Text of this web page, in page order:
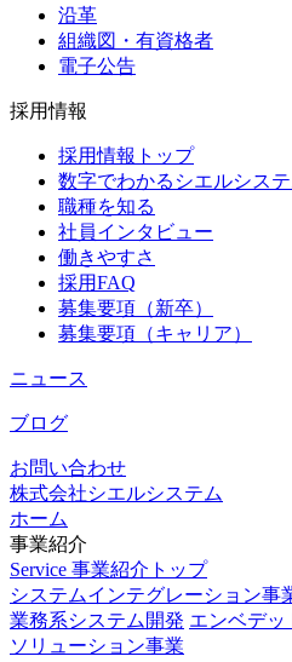
沿革
組織図・有資格者
電子公告
採用情報
採用情報トップ
数字でわかるシエルシステ
職種を知る
社員インタビュー
働きやすさ
採用FAQ
募集要項（新卒）
募集要項（キャリア）
ニュース
ブログ
お問い合わせ
株式会社シエルシステム
ホーム
事業紹介
Service 事業紹介トップ
システムインテグレーション事
業務系システム開発 エンベデッ
ソリューション事業